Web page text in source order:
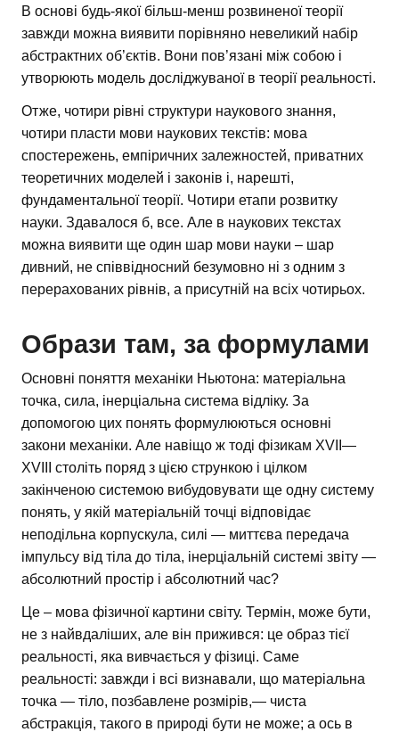
В основі будь-якої більш-менш розвиненої теорії
завжди можна виявити порівняно невеликий набір
абстрактних об’єктів. Вони пов’язані між собою і
утворюють модель досліджуваної в теорії реальності.
Отже, чотири рівні структури наукового знання,
чотири пласти мови наукових текстів: мова
спостережень, емпіричних залежностей, приватних
теоретичних моделей і законів і, нарешті,
фундаментальної теорії. Чотири етапи розвитку
науки. Здавалося б, все. Але в наукових текстах
можна виявити ще один шар мови науки – шар
дивний, не співвідносний безумовно ні з одним з
перерахованих рівнів, а присутній на всіх чотирьох.
Образи там, за формулами
Основні поняття механіки Ньютона: матеріальна
точка, сила, інерціальна система відліку. За
допомогою цих понять формулюються основні
закони механіки. Але навіщо ж тоді фізикам XVII—
XVIII століть поряд з цією стрункою і цілком
закінченою системою вибудовувати ще одну систему
понять, у якій матеріальній точці відповідає
неподільна корпускула, силі — миттєва передача
імпульсу від тіла до тіла, інерціальній системі звіту —
абсолютний простір і абсолютний час?
Це – мова фізичної картини світу. Термін, може бути,
не з найвдаліших, але він прижився: це образ тієї
реальності, яка вивчається у фізиці. Саме
реальності: завжди і всі визнавали, що матеріальна
точка — тіло, позбавлене розмірів,— чиста
абстракція, такого в природі бути не може; а ось в